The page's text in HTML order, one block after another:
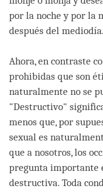
por la noche y por la
después del mediodía.
Ahora, en contraste
prohibidas que son
naturalmente no se
"Destructivo"
menos que, por
sexual es
que a nosotros, los
pregunta importante
destructiva. Toda